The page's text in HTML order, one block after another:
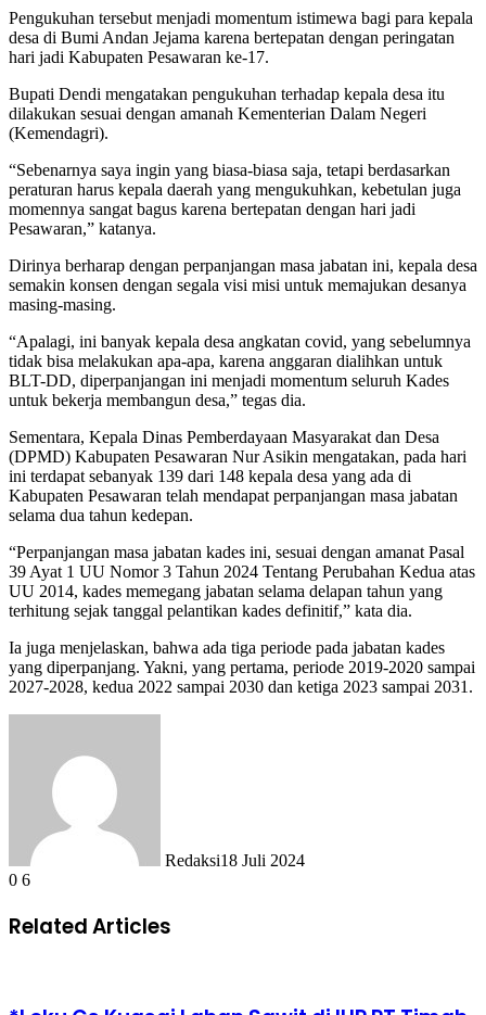
Pengukuhan tersebut menjadi momentum istimewa bagi para kepala
desa di Bumi Andan Jejama karena bertepatan dengan peringatan
hari jadi Kabupaten Pesawaran ke-17.
Bupati Dendi mengatakan pengukuhan terhadap kepala desa itu
dilakukan sesuai dengan amanah Kementerian Dalam Negeri
(Kemendagri).
“Sebenarnya saya ingin yang biasa-biasa saja, tetapi berdasarkan
peraturan harus kepala daerah yang mengukuhkan, kebetulan juga
momennya sangat bagus karena bertepatan dengan hari jadi
Pesawaran,” katanya.
Dirinya berharap dengan perpanjangan masa jabatan ini, kepala desa
semakin konsen dengan segala visi misi untuk memajukan desanya
masing-masing.
“Apalagi, ini banyak kepala desa angkatan covid, yang sebelumnya
tidak bisa melakukan apa-apa, karena anggaran dialihkan untuk
BLT-DD, diperpanjangan ini menjadi momentum seluruh Kades
untuk bekerja membangun desa,” tegas dia.
Sementara, Kepala Dinas Pemberdayaan Masyarakat dan Desa
(DPMD) Kabupaten Pesawaran Nur Asikin mengatakan, pada hari
ini terdapat sebanyak 139 dari 148 kepala desa yang ada di
Kabupaten Pesawaran telah mendapat perpanjangan masa jabatan
selama dua tahun kedepan.
“Perpanjangan masa jabatan kades ini, sesuai dengan amanat Pasal
39 Ayat 1 UU Nomor 3 Tahun 2024 Tentang Perubahan Kedua atas
UU 2014, kades memegang jabatan selama delapan tahun yang
terhitung sejak tanggal pelantikan kades definitif,” kata dia.
Ia juga menjelaskan, bahwa ada tiga periode pada jabatan kades
yang diperpanjang. Yakni, yang pertama, periode 2019-2020 sampai
2027-2028, kedua 2022 sampai 2030 dan ketiga 2023 sampai 2031.
Redaksi18 Juli 2024
0 6
Related Articles